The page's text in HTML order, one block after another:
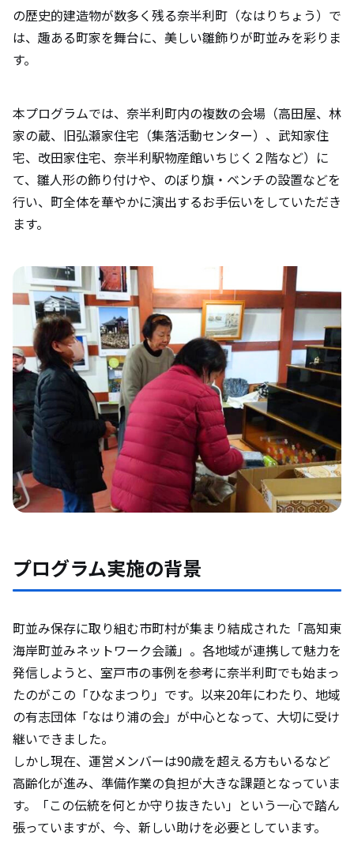
の歴史的建造物が数多く残る奈半利町（なはりちょう）で
は、趣ある町家を舞台に、美しい雛飾りが町並みを彩りま
す。
本プログラムでは、奈半利町内の複数の会場（高田屋、林
家の蔵、旧弘瀬家住宅（集落活動センター）、武知家住
宅、改田家住宅、奈半利駅物産館いちじく２階など）に
て、雛人形の飾り付けや、のぼり旗・ベンチの設置などを
行い、町全体を華やかに演出するお手伝いをしていただき
ます。
プログラム実施の背景
町並み保存に取り組む市町村が集まり結成された「高知東
海岸町並みネットワーク会議」。各地域が連携して魅力を
発信しようと、室戸市の事例を参考に奈半利町でも始まっ
たのがこの「ひなまつり」です。以来20年にわたり、地域
の有志団体「なはり浦の会」が中心となって、大切に受け
継いできました。
しかし現在、運営メンバーは90歳を超える方もいるなど
高齢化が進み、準備作業の負担が大きな課題となっていま
す。「この伝統を何とか守り抜きたい」という一心で踏ん
張っていますが、今、新しい助けを必要としています。